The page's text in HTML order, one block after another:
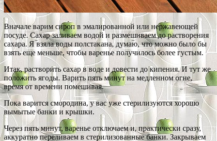
Вначале варим сироп в эмалированной или нержавеющей
посуде. Сахар заливаем водой и размешиваем до растворения
сахара. Я взяла воды полстакана, думаю, что можно было бы
взять еще меньше, чтобы варенье получилось более густым.
Итак, растворить сахар в воде и довести до кипения. И тут же
положить ягоды. Варить пять минут на медленном огне,
время от времени помешивая.
Пока варится смородина, у вас уже стерилизуются хорошо
вымытые банки и крышки.
Через пять минут, варенье отключаем и, практически сразу,
аккуратно переливаем в стерилизованные банки. Закрываем